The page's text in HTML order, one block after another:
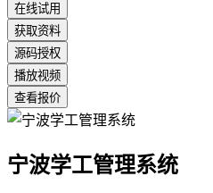
在线试用
获取资料
源码授权
播放视频
查看报价
宁波学工管理系统